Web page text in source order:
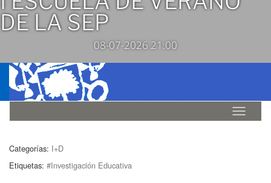
DE LA SEP
08-07-2026 21:00
Idioma
Categorías: I+D
Etiquetas: #Investigación Educativa